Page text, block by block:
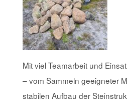
Mit viel Teamarbeit und
– vom Sammeln geeigneter
stabilen Aufbau der